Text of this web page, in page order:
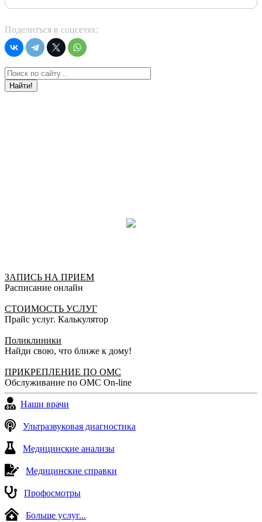
Поделиться в соцсетях:
Найти!
ЗАПИСЬ НА ПРИЕМ
Расписание онлайн
СТОИМОСТЬ УСЛУГ
Прайс услуг. Калькулятор
Поликлиники
Найди свою, что ближе к дому!
ПРИКРЕПЛЕНИЕ ПО ОМС
Обслуживание по ОМС On-line
Наши врачи
Ультразвуковая диагностика
Медицинские анализы
Медицинские справки
Профосмотры
Больше услуг...